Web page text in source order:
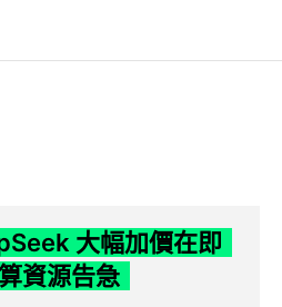
大幅加價在即
資源告急